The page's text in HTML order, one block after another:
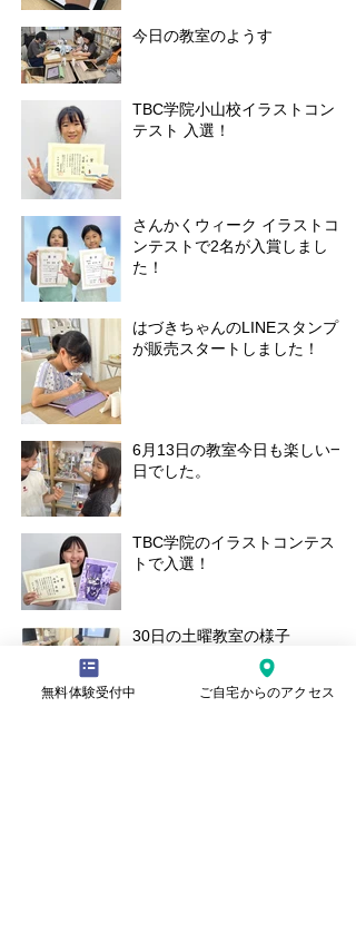
今日の教室のようす
TBC学院小山校イラストコン
テスト 入選！
さんかくウィーク イラストコ
ンテストで2名が入賞しまし
た！
はづきちゃんのLINEスタンプ
が販売スタートしました！
6月13日の教室今日も楽しい一
日でした。
TBC学院のイラストコンテス
トで入選！
30日の土曜教室の様子
無料体験受付中 ご自宅からのアクセス